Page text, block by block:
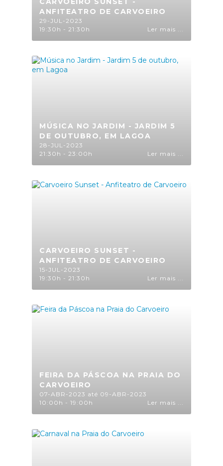
ANFITEATRO DE CARVOEIRO
29-JUL-2023
19:30h - 21:30h
Ler mais ...
MÚSICA NO JARDIM - JARDIM 5
DE OUTUBRO, EM LAGOA
28-JUL-2023
21:30h - 23:00h
Ler mais ...
CARVOEIRO SUNSET -
ANFITEATRO DE CARVOEIRO
15-JUL-2023
19:30h - 21:30h
Ler mais ...
FEIRA DA PÁSCOA NA PRAIA DO
CARVOEIRO
07-ABR-2023 até 09-ABR-2023
10:00h - 19:00h
Ler mais ...